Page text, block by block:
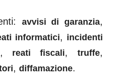
avvisi di garanzia,
informatici, incidenti
, reati fiscali,truffe,
, diffamazione.